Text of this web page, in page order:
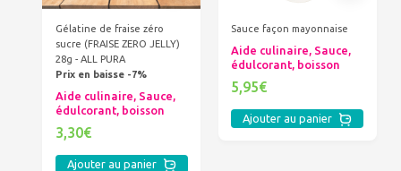
Gélatine de fraise zéro
sucre (FRAISE ZERO JELLY)
28g - ALL PURA
Prix en baisse -7%
Aide culinaire, Sauce,
édulcorant, boisson
3,30€
Ajouter au panier
Sauce façon mayonnaise
Aide culinaire, Sauce,
édulcorant, boisson
5,95€
Ajouter au panier